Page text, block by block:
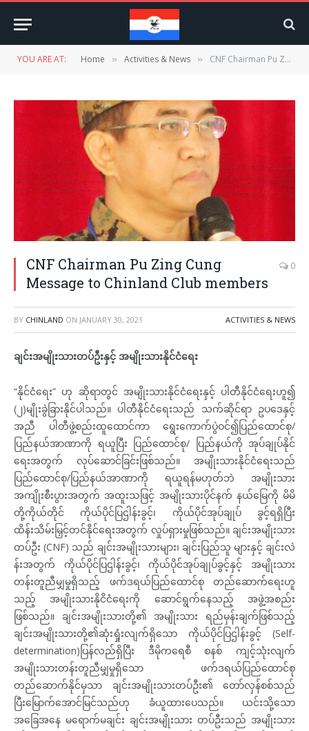
YOU ARE AT: Home » Activities & News » CNF Chairman Pu Zing Cung Message to Chinland Club members
CNF Chairman Pu Zing Cung
Message to Chinland Club members
0
BY CHINLAND ON JANUARY 30, 2021 ACTIVITIES & NEWS
ချင်းအမျိုးသားတပ်ဦးနှင့် အမျိုးသားနိုင်ငံရေး
“နိုင်ငံရေး” ဟု ဆိုရာတွင် အမျိုးသားနိုင်ငံရေးနှင့် ပါတီနိုင်ငံရေးဟူ၍
(၂)မျိုးခွဲခြားနိုင်ပါသည်။ ပါတီနိုင်ငံရေးသည် သက်ဆိုင်ရာ ဥပဒေနှင့်
အညီ ပါတီဖွဲ့စည်းထူထောင်ကာ ရွေးကောက်ပွဲဝင်၍ပြည်ထောင်စု/
ပြည်နယ်အာဏာကို ရယူပြီး ပြည်ထောင်စု/ ပြည်နယ်ကို အုပ်ချုပ်နိုင်
ရေးအတွက် လုပ်ဆောင်ခြင်းဖြစ်သည်။ အမျိုးသားနိုင်ငံရေးသည်
ပြည်ထောင်စု/ပြည်နယ်အာဏာကို ရယူရန်မဟုတ်ဘဲ အမျိုးသား
အကျိုးစီးပွားအတွက် အထူးသဖြင့် အမျိုးသားပိုင်နက် နယ်မြေကို မိမိ
တို့ကိုယ်တိုင် ကိုယ်ပိုင်ပြဌါန်းခွင့်၊ ကိုယ်ပိုင်အုပ်ချုပ် ခွင့်ရရှိပြီး
ထိန်းသိမ်းမြှင့်တင်နိုင်ရေးအတွက် လှုပ်ရှားမှုဖြစ်သည်။ ချင်းအမျိုးသား
တပ်ဦး (CNF) သည် ချင်းအမျိုးသားများ၊ ချင်းပြည်သူ များနှင့် ချင်းလဲ
န်းအတွက် ကိုယ်ပိုင်ပြဌါန်းခွင့်၊ ကိုယ်ပိုင်အုပ်ချုပ်ခွင့်နှင့် အမျိုးသား
တန်းတူညီမျှမှုရှိသည့် ဖက်ဒရယ်ပြည်ထောင်စု တည်ဆောက်ရေးဟူ
သည့် အမျိုးသားနိုငိငံရေးကို ဆောင်ရွက်နေသည့် အဖွဲ့အစည်း
ဖြစ်သည်။ ချင်းအမျိုးသားတို့၏ အမျိုးသား ရည်မှန်းချက်ဖြစ်သည့်
ချင်းအမျိုးသားတို့၏ဆုံးရှုံးလျက်ရှိသော ကိုယ်ပိုင်ပြဌါန်းခွင့် (Self-
determination)ပြန်လည်ရှိပြီး ဒီမိုကရေစီ စနစ် ကျင့်သုံးလျက်
အမျိုးသားတန်းတူညီမျှမှုရှိသော ဖက်ဒရယ်ပြည်ထောင်စု
တည်ဆောက်နိုင်မှသာ ချင်းအမျိုးသားတပ်ဦး၏ တော်လှန်စစ်သည်
ပြီးမြောက်အောင်မြင်သည်ဟု ခံယူထားပေသည်။ ယင်းသို့သော
အခြေအနေ မရောက်မချင်း ချင်းအမျိုးသား တပ်ဦးသည် အမျိုးသား